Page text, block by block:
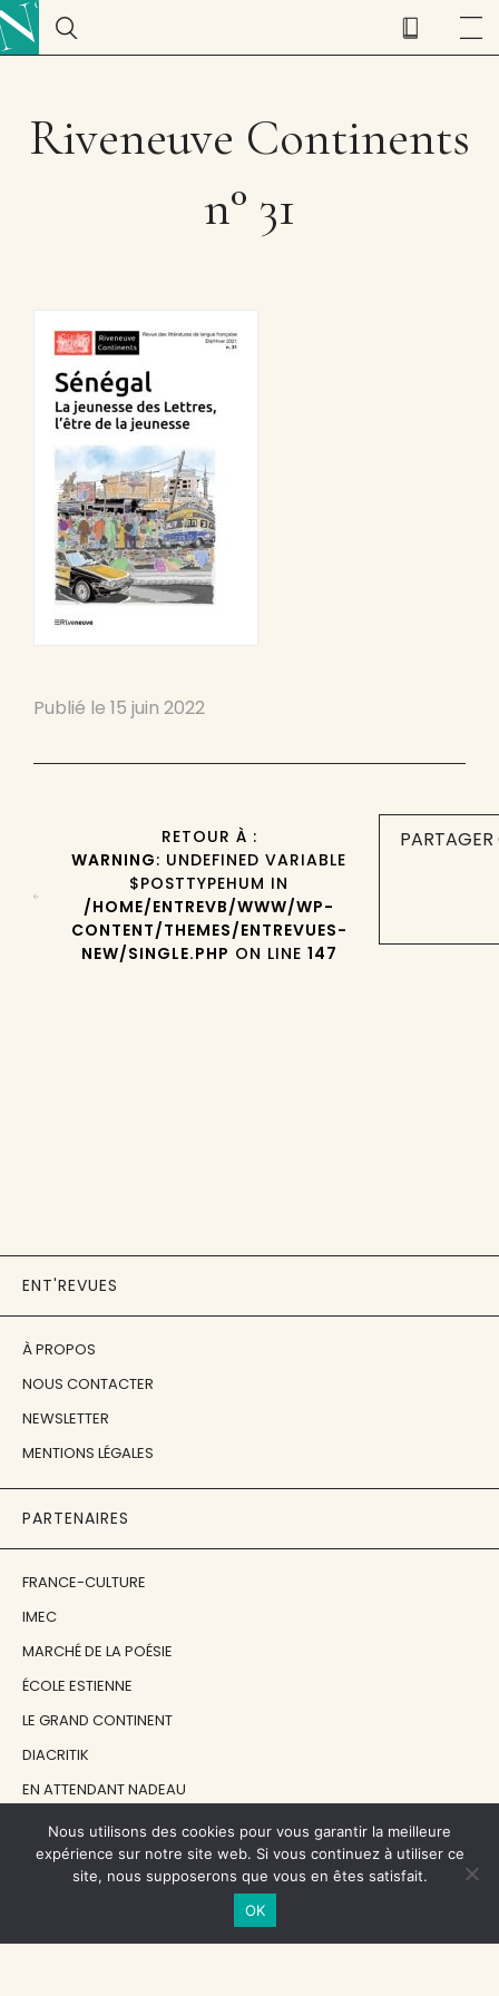
Riveneuve Continents
n° 31
Publié le 15 juin 2022
RETOUR À :
WARNING: UNDEFINED VARIABLE
$POSTTYPEHUM IN
/HOME/ENTREVB/WWW/WP-
CONTENT/THEMES/ENTREVUES-
NEW/SINGLE.PHP ON LINE 147
ENT'REVUES
À PROPOS
NOUS CONTACTER
NEWSLETTER
MENTIONS LÉGALES
PARTENAIRES
FRANCE-CULTURE
IMEC
MARCHÉ DE LA POÉSIE
ÉCOLE ESTIENNE
LE GRAND CONTINENT
DIACRITIK
EN ATTENDANT NADEAU
NOS SOUTIENS
Nous utilisons des cookies pour vous garantir la meilleure
expérience sur notre site web. Si vous continuez à utiliser ce
site, nous supposerons que vous en êtes satisfait.
OK